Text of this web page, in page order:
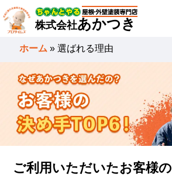
株式会社あかつき
ホーム »選ばれる理由
ご利用いただいたお客様の